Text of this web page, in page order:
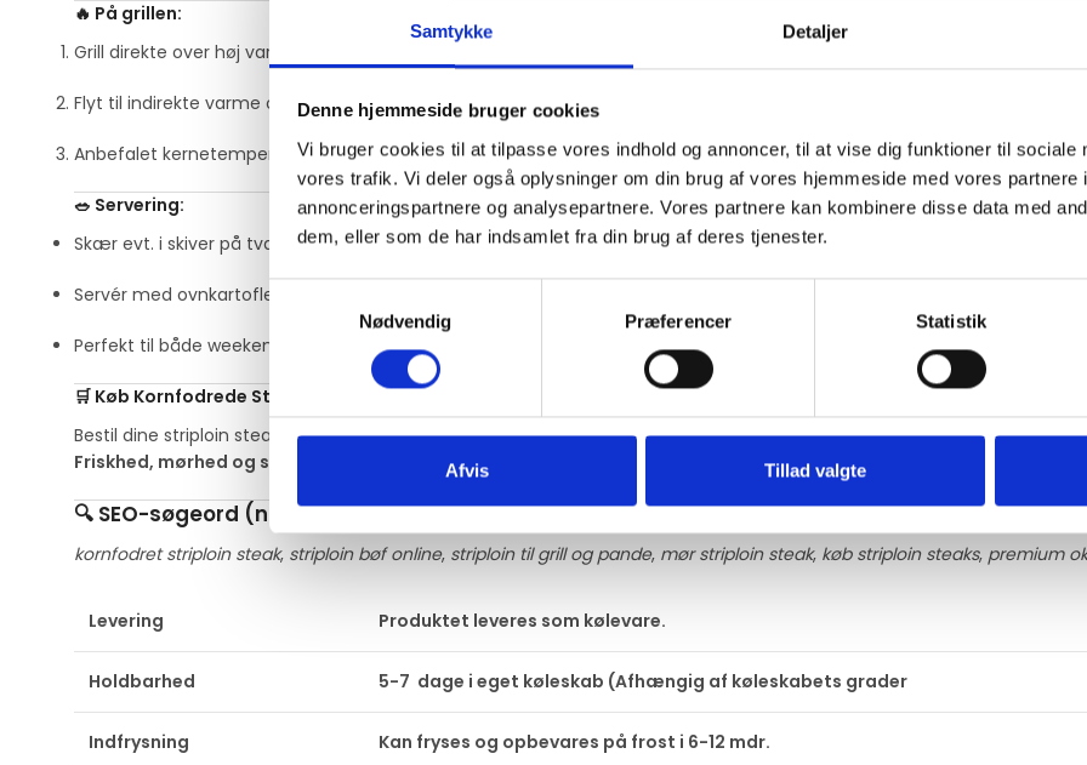
Samtykke Detaljer
Denne hjemmeside bruger cookies
Vi bruger cookies til at tilpasse vores indhold og annoncer, til at vise dig funktioner til sociale
vores trafik. Vi deler også oplysninger om din brug af vores hjemmeside med vores partnere
annonceringspartnere og analysepartnere. Vores partnere kan kombinere disse data med
dem, eller som de har indsamlet fra din brug af deres tjenester.
Samtykkevalg
Nødvendig
Præferencer Statistik
Afvis Tillad valgte
🔥 På grillen:
Grill direkte over høj varme for en sprød skorpe
Flyt til indirekte varme og steg færdig til ønsket temperatur
Anbefalet kernetemperatur: 54–57°C for medium-rare
🥗 Servering:
Skær evt. i skiver på tværs af fibrene
Servér med ovnkartofler, grillede grøntsager eller chimichurri
Perfekt til både weekendens middag og hverdagsforkælelse
🛒 Køb Kornfodrede Striploin Steaks Online
Bestil dine striploin steaks i dag og fårestaurantkvalitet direkte til dit eget køkken.
Friskhed, mørhed og smag i top – leveret til døren.
🔍 SEO-søgeord (naturligt indarbejdet):
kornfodret striploin steak, striploin bøf online, striploin til grill og pande, mør striploin steak, køb striploin steaks, premium
Levering Produktet leveres som kølevare.
Holdbarhed 5-7 dage i eget køleskab (Afhængig af køleskabets grader
Indfrysning Kan fryses og opbevares på frost i 6-12 mdr.